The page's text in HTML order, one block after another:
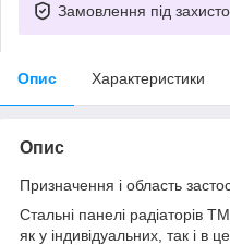
Замовлення під
Опис Характеристики
Опис
Призначення і область
Стальні панелі радіаторів
як у індивідуальних, так і в